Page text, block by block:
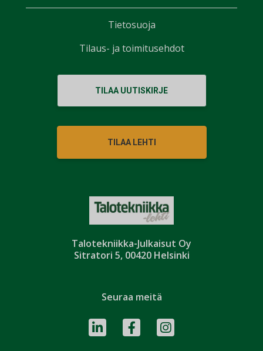
Talotekniikka-Julkaisut Oy
Sitratori 5, 00420 Helsinki
TILAA UUTISKIRJE
TILAA LEHTI
Seuraa meitä
Tietosuoja
Tilaus- ja toimitusehdot